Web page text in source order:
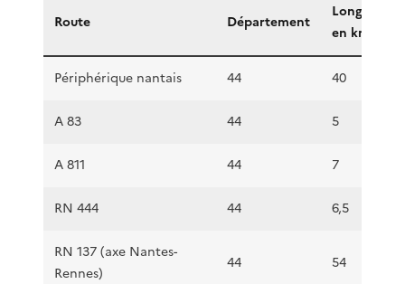
Route Département
Longueur
en km
Périphérique nantais 44 40
A 83 44 5
A 811 44 7
RN 444 44 6,5
RN 137 (axe Nantes-
Rennes)
44 54